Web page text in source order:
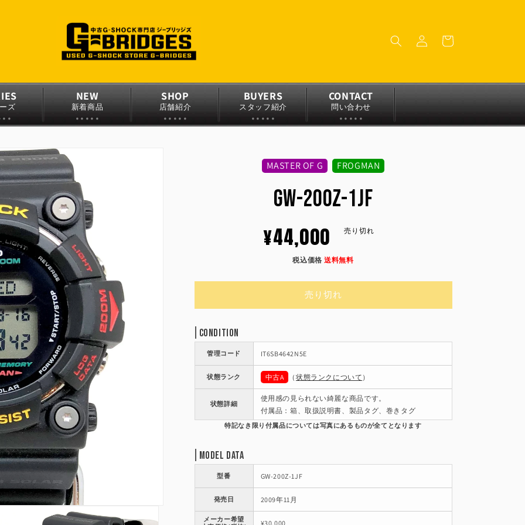
グ
イ
ー
ズ
NEW
新着商品
SHOP
店舗紹介
BUYERS
スタッフ紹介
CONTACT
問い合わせ
MASTER OF G FROGMAN
GW-200Z-1JF
通
¥44,000 売り切れ
税込価格 送料無料
売り切れ
Condition
管理コード IT6SB4642N5E
状態ランク 中古A （ 状態ランクについて ）
状態詳細
使用感の見られない綺麗な商品です。
付属品：箱、取扱説明書、製品タグ、巻きタグ
Model Data
型番 GW-200Z-1JF
発売日 2009年11月
メーカー希望
¥30,000